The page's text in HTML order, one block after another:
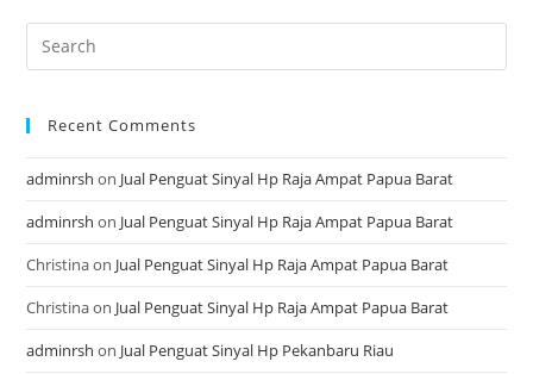
Recent Comments
adminrsh on Jual Penguat Sinyal Hp Raja Ampat Papua Barat
adminrsh on Jual Penguat Sinyal Hp Raja Ampat Papua Barat
Christinaon Jual Penguat Sinyal Hp Raja Ampat Papua Barat
Christinaon Jual Penguat Sinyal Hp Raja Ampat Papua Barat
adminrsh on Jual Penguat Sinyal Hp Pekanbaru Riau